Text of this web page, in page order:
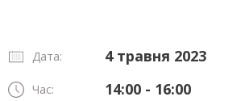
Дата: 4 травня 2023
Час: 14:00 - 16:00